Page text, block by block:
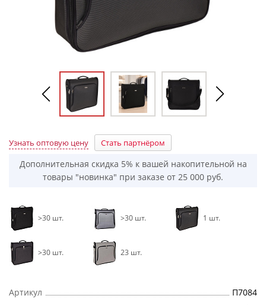
Узнать оптовую цену Стать партнёром
Дополнительная скидка 5% к вашей накопительной на
товары "новинка" при заказе от 25 000 руб.
>30 шт. >30 шт. 1 шт.
>30 шт. 23 шт.
Артикул
П7084